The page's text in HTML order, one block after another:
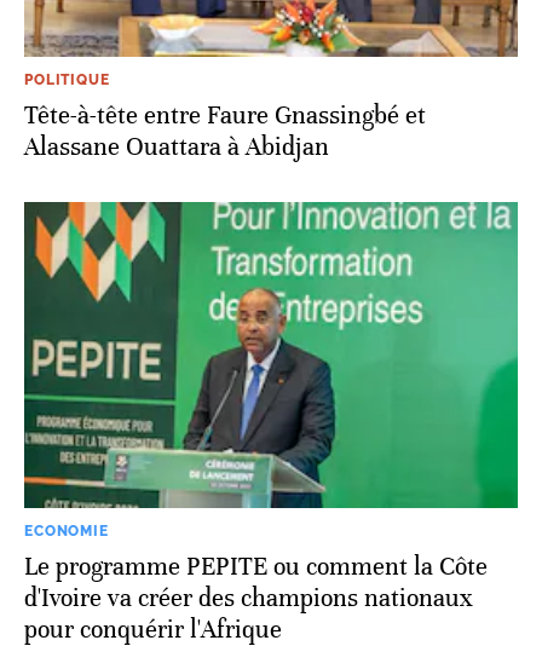
POLITIQUE
Tête-à-tête entre Faure Gnassingbé et
Alassane Ouattara à Abidjan
ECONOMIE
Le programme PEPITE ou comment la Côte
d'Ivoire va créer des champions nationaux
pour conquérir l'Afrique